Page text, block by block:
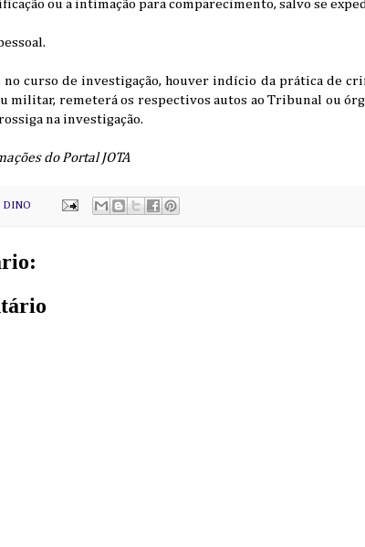
ou a intimação para comparecimento, salvo se
no curso de investigação, houver indício da prática de
remeterá os respectivos autos ao Tribunal ou
na investigação.
do Portal JOTA
DINO